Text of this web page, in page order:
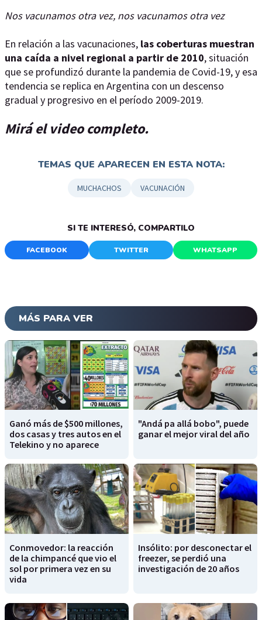
Nos vacunamos otra vez, nos vacunamos otra vez
En relación a las vacunaciones, las coberturas muestran
una caída a nivel regional a partir de 2010, situación
que se profundizó durante la pandemia de Covid-19, y esa
tendencia se replica en Argentina con un descenso
gradual y progresivo en el período 2009-2019.
Mirá el video completo.
TEMAS QUE APARECEN EN ESTA NOTA:
MUCHACHOS VACUNACIÓN
SI TE INTERESÓ, COMPARTILO
FACEBOOK TWITTER WHATSAPP
MÁS PARA VER
Ganó más de $500 millones,
dos casas y tres autos en el
Telekino y no aparece
"Andá pa allá bobo", puede
ganar el mejor viral del año
Conmovedor: la reacción
de la chimpancé que vio el
sol por primera vez en su
vida
Insólito: por desconectar el
freezer, se perdió una
investigación de 20 años